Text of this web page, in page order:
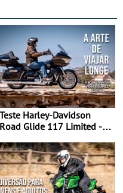
Teste Harley-Davidson
Road Glide 117 Limited - A